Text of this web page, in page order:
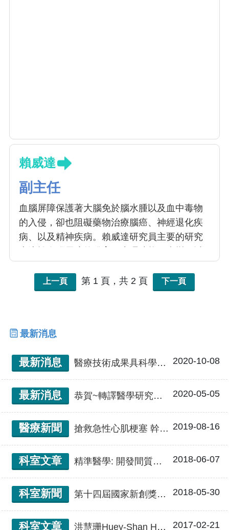
賴威達
副主任
血腦屏障保護著大腦免於腦水腫以及血中毒物
的入侵，卻也阻礙藥物治療腦癌、神經退化疾
病、以及精神疾病。賴威達研究員主要的研究
在未來，可以透過調控血腦屏障得以促進大腦
的發育及生理功能、抑制大腦病變、以及幫助
上一頁 第 1 頁，共 2 頁 下一頁
最新消息
最新消息 醫療技術成果具科學突破性 跨校科研團隊榮獲科技部「2020未來科技獎」 2020-10-08
最新消息 恭賀~轉譯醫學研究中心徐偉成教授榮獲2020年科技部傑出研究獎 2020-05-05
醫療新聞 搶救急性心肌梗塞 幹細胞治療有了重要突破 2019-08-16
科室文章 精準醫學: 開發間質幹細胞治療相關之精準醫學的臨床應用 2018-06-07
科室新聞 第十四屆國家新創獎頒獎典禮 2018-05-30
科室文章 洪慧珊Huey-Shan Hung 助理研究員 2017-02-21